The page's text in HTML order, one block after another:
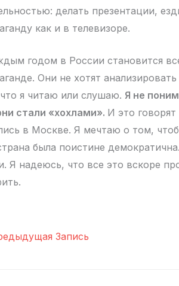
делать презентации,
как и в телевизоре.
годом в России становится
Они не хотят
я читаю или слушаю. Я не
стали «хохлами». И это
в Москве. Я мечтаю о том,
была поистине
Я надеюсь, что все это вскоре
Запись